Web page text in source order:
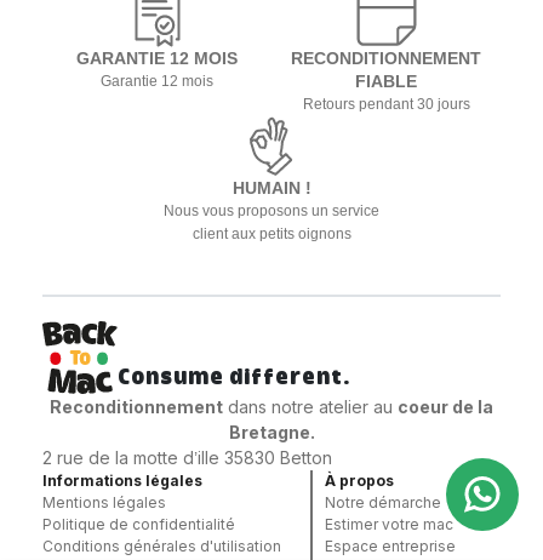
GARANTIE 12 MOIS
Garantie 12 mois
RECONDITIONNEMENT
FIABLE
Retours pendant 30 jours
HUMAIN !
Nous vous proposons un service
client aux petits oignons
Consume different.
Reconditionnement dans notre atelier au coeur de la
Bretagne.
2 rue de la motte d’ille 35830 Betton
Informations légales
Mentions légales
Politique de confidentialité
Conditions générales d'utilisation
À propos
Notre démarche
Estimer votre mac
Espace entreprise